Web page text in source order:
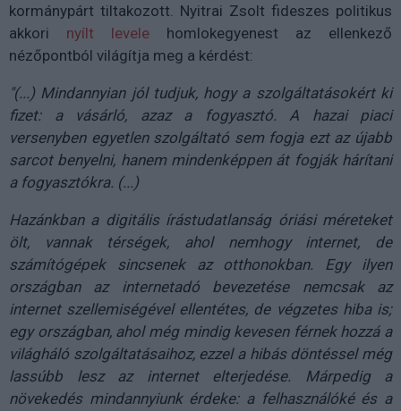
kormánypárt tiltakozott. Nyitrai Zsolt fideszes politikus
akkori nyílt levele homlokegyenest az ellenkező
nézőpontból világítja meg a kérdést:
"(...) Mindannyian jól tudjuk, hogy a szolgáltatásokért ki
fizet: a vásárló, azaz a fogyasztó. A hazai piaci
versenyben egyetlen szolgáltató sem fogja ezt az újabb
sarcot benyelni, hanem mindenképpen át fogják hárítani
a fogyasztókra. (...)
Hazánkban a digitális írástudatlanság óriási méreteket
ölt, vannak térségek, ahol nemhogy internet, de
számítógépek sincsenek az otthonokban. Egy ilyen
országban az internetadó bevezetése nemcsak az
internet szellemiségével ellentétes, de végzetes hiba is;
egy országban, ahol még mindig kevesen férnek hozzá a
világháló szolgáltatásaihoz, ezzel a hibás döntéssel még
lassúbb lesz az internet elterjedése. Márpedig a
növekedés mindannyiunk érdeke: a felhasználóké és a